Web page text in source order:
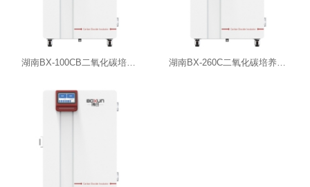
湖南BX-100CB二氧化碳培养箱（紫外杀菌） 湖南BX-260C二氧化碳培养箱（湿热灭菌）